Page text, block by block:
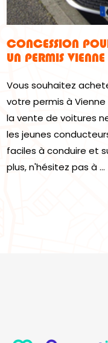
CONCESSION
UN PERMIS VIENNE
Vous souhaitez
votre permis à
la vente de voitures
les jeunes
faciles à conduire et
plus, n'hésitez pas à ...